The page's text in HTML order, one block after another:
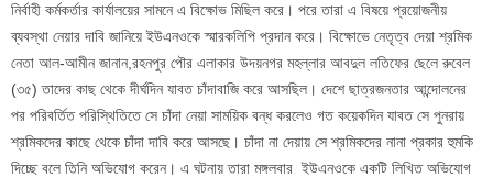
নির্বাহী কর্মকর্তার কার্যালয়ের সামনে এ বিক্ষোভ মিছিল করে। পরে তারা এ বিষয়ে প্রয়োজনীয়
ব্যবস্থা নেয়ার দাবি জানিয়ে ইউএনওকে স্মারকলিপি প্রদান করে। বিক্ষোভে নেতৃত্ব দেয়া শ্রমিক
নেতা আল-আমীন জানান,রহনপুর পৌর এলাকার উদয়নগর মহল্লার আবদুল লতিফের ছেলে রুবেল
(৩৫) তাদের কাছ থেকে দীর্ঘদিন যাবত চাঁদাবাজি করে আসছিল। দেশে ছাত্রজনতার আন্দোলনের
পর পরিবর্তিত পরিস্থিতিতে সে চাঁদা নেয়া সাময়িক বন্ধ করলেও গত কয়েকদিন যাবত সে পুনরায়
শ্রমিকদের কাছে থেকে চাঁদা দাবি করে আসছে। চাঁদা না দেয়ায় সে শ্রমিকদের নানা প্রকার হুমকি
দিচ্ছে বলে তিনি অভিযোগ করেন। এ ঘটনায় তারা মঙ্গলবার ইউএনওকে একটি লিখিত অভিযোগ